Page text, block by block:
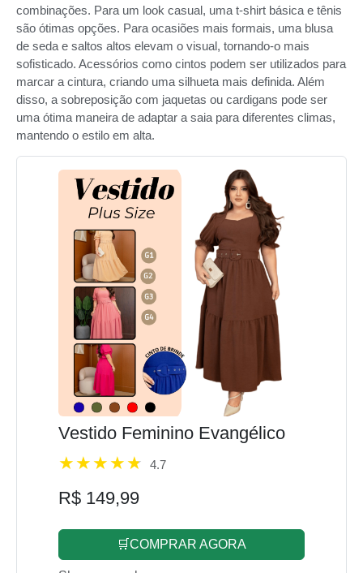
combinações. Para um look casual, uma t-shirt básica e tênis
são ótimas opções. Para ocasiões mais formais, uma blusa
de seda e saltos altos elevam o visual, tornando-o mais
sofisticado. Acessórios como cintos podem ser utilizados para
marcar a cintura, criando uma silhueta mais definida. Além
disso, a sobreposição com jaquetas ou cardigans pode ser
uma ótima maneira de adaptar a saia para diferentes climas,
mantendo o estilo em alta.
Vestido Feminino Evangélico
4.7
R$ 149,99
🛒COMPRAR AGORA